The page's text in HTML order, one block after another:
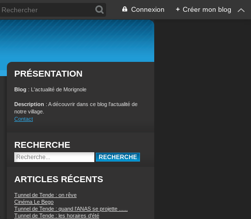
Connexion + Créer mon blog
PRÉSENTATION
Blog : L'actualité de Morignole
Description : A découvrir dans ce blog l'actualité de
notre village.
Contact
RECHERCHE
ARTICLES RÉCENTS
Tunnel de Tende : on rêve
Cinéma Le Bego
Tunnel de Tende : quand l'ANAS se projette ......
Tunnel de Tende : les horaires d'été